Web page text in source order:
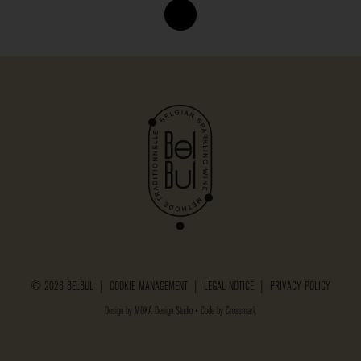
© 2026 BELBUL | COOKIE MANAGEMENT LEGAL NOTICE PRIVACY POLICY
Design by MOKA Design Studio • Code by Crossmark